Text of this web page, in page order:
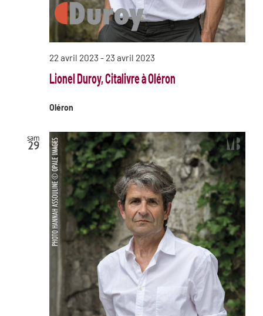
Lionel Duroy, Citalivre à Oléron
22 avril 2023 - 23 avril 2023
Oléron
sam
29